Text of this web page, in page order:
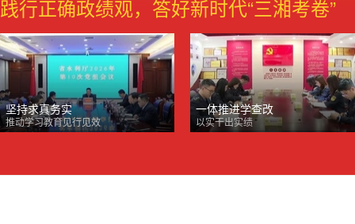
践行正确政绩观，答好新时代“三湘考卷”
坚持求真务实
推动学习教育见行见效
一体推进学查改
以实干出实绩